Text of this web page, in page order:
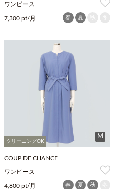
ワンピース
7,300 pt/月 春 夏
クリーニングOK
M
COUP DE CHANCE
ワンピース
4,800 pt/月 春 夏 秋